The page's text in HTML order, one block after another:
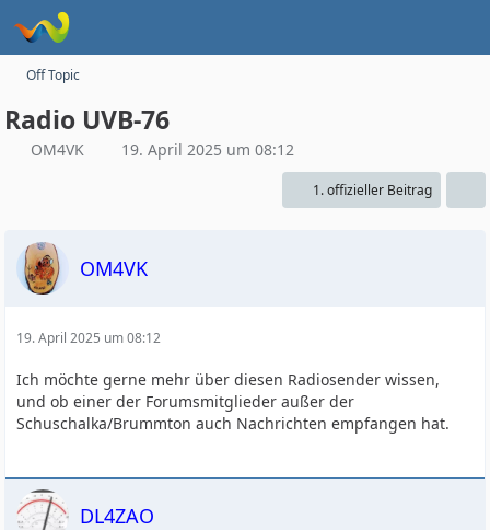
Off Topic
Radio UVB-76
OM4VK 19. April 2025 um 08:12
1. offizieller Beitrag
OM4VK
19. April 2025 um 08:12
Ich möchte gerne mehr über diesen Radiosender wissen,
und ob einer der Forumsmitglieder außer der
Schuschalka/Brummton auch Nachrichten empfangen hat.
DL4ZAO